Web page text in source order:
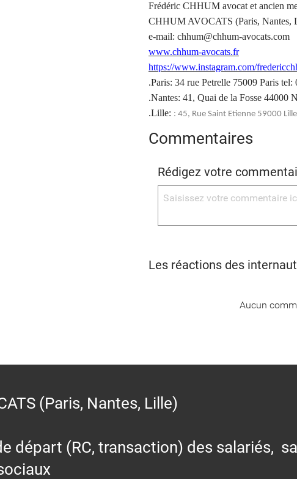
Frédéric CHHUM avocat et ancien
CHHUM AVOCATS (Paris, Nantes,
e-mail: chhum@chhum-avocats.com
www.chhum-avocats.fr
https://www.instagram.com/
.Paris: 34 rue Petrelle 75009 Paris tel:
.Nantes: 41, Quai de la Fosse 44000
.Lille: : 45, Rue Saint Etienne 59000
Commentaires
Rédigez votre
Les réactions des
Aucun
(Paris, Nantes, Lille)
départ (RC, transaction) des salariés,